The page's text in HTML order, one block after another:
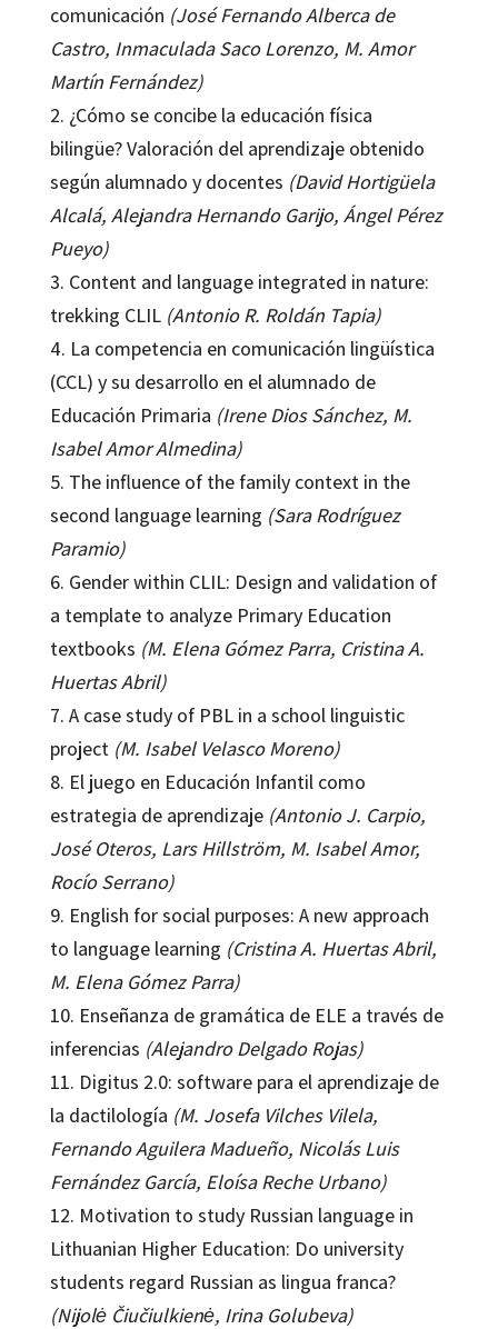
comunicación (José Fernando Alberca de
Castro, Inmaculada Saco Lorenzo, M. Amor
Martín Fernández)
2. ¿Cómo se concibe la educación física
bilingüe? Valoración del aprendizaje obtenido
según alumnado y docentes (David Hortigüela
Alcalá, Alejandra Hernando Garijo, Ángel Pérez
Pueyo)
3. Content and language integrated in nature:
trekking CLIL (Antonio R. Roldán Tapia)
4. La competencia en comunicación lingüística
(CCL) y su desarrollo en el alumnado de
Educación Primaria (Irene Dios Sánchez, M.
Isabel Amor Almedina)
5. The influence of the family context in the
second language learning (Sara Rodríguez
Paramio)
6. Gender within CLIL: Design and validation of
a template to analyze Primary Education
textbooks (M. Elena Gómez Parra, Cristina A.
Huertas Abril)
7. A case study of PBL in a school linguistic
project (M. Isabel Velasco Moreno)
8. El juego en Educación Infantil como
estrategia de aprendizaje (Antonio J. Carpio,
José Oteros, Lars Hillström, M. Isabel Amor,
Rocío Serrano)
9. English for social purposes: A new approach
to language learning (Cristina A. Huertas Abril,
M. Elena Gómez Parra)
10. Enseñanza de gramática de ELE a través de
inferencias (Alejandro Delgado Rojas)
11. Digitus 2.0: software para el aprendizaje de
la dactilología (M. Josefa Vilches Vilela,
Fernando Aguilera Madueño, Nicolás Luis
Fernández García, Eloísa Reche Urbano)
12. Motivation to study Russian language in
Lithuanian Higher Education: Do university
students regard Russian as lingua franca?
(Nijolė Čiučiulkienė, Irina Golubeva)